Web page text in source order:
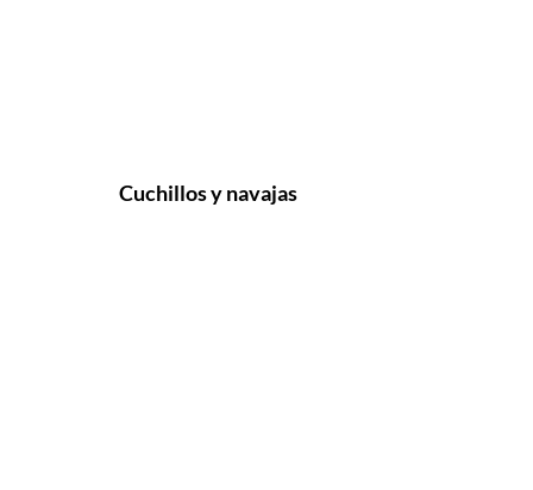
Cuchillos y navajas